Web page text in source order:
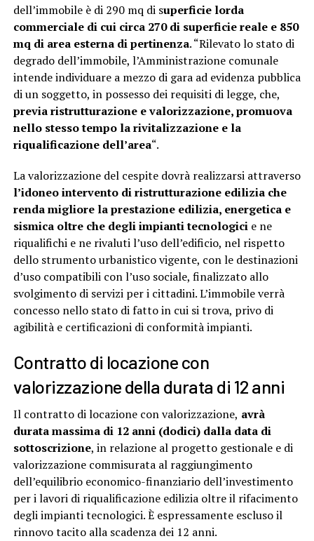
dell’immobile è di 290 mq di superficie lorda
commerciale di cui circa 270 di superficie reale e 850
mq di area esterna di pertinenza. “Rilevato lo stato di
degrado dell’immobile, l’Amministrazione comunale
intende individuare a mezzo di gara ad evidenza pubblica
di un soggetto, in possesso dei requisiti di legge, che,
previa ristrutturazione e valorizzazione, promuova
nello stesso tempo la rivitalizzazione e la
riqualificazione dell’area“.
La valorizzazione del cespite dovrà realizzarsi attraverso
l’idoneo intervento di ristrutturazione edilizia che
renda migliore la prestazione edilizia, energetica e
sismica oltre che degli impianti tecnologicie ne
riqualifichi e ne rivaluti l’uso dell’edificio, nel rispetto
dello strumento urbanistico vigente, con le destinazioni
d’uso compatibili con l’uso sociale, finalizzato allo
svolgimento di servizi per i cittadini. L’immobile verrà
concesso nello stato di fatto in cui si trova, privo di
agibilità e certificazioni di conformità impianti.
Contratto di locazione con
valorizzazione della durata di 12 anni
Il contratto di locazione con valorizzazione, avrà
durata massima di 12 anni (dodici) dalla data di
sottoscrizione, in relazione al progetto gestionale e di
valorizzazione commisurata al raggiungimento
dell’equilibrio economico-finanziario dell’investimento
per i lavori di riqualificazione edilizia oltre il rifacimento
degli impianti tecnologici. È espressamente escluso il
rinnovo tacito alla scadenza dei 12 anni.